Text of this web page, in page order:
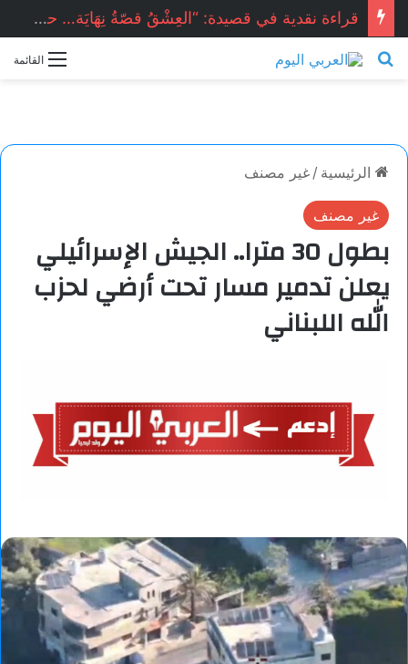
قراءة نقدية في قصيدة: “العِشْقُ قصّةُ نِهَايَة… حين تصبح القصيدة أكثر علمانية ومصداقيّة”.. للشاعر المصري المبدع: أشرف ياسين شبانه.. بقلم الأديبة: نجاح الدروبي
القائمة بحث عن
الرئيسية / غير مصنف
غير مصنف
بطول 30 مترا.. الجيش الإسرائيلي
يعلن تدمير مسار تحت أرضي لحزب
الله اللبناني